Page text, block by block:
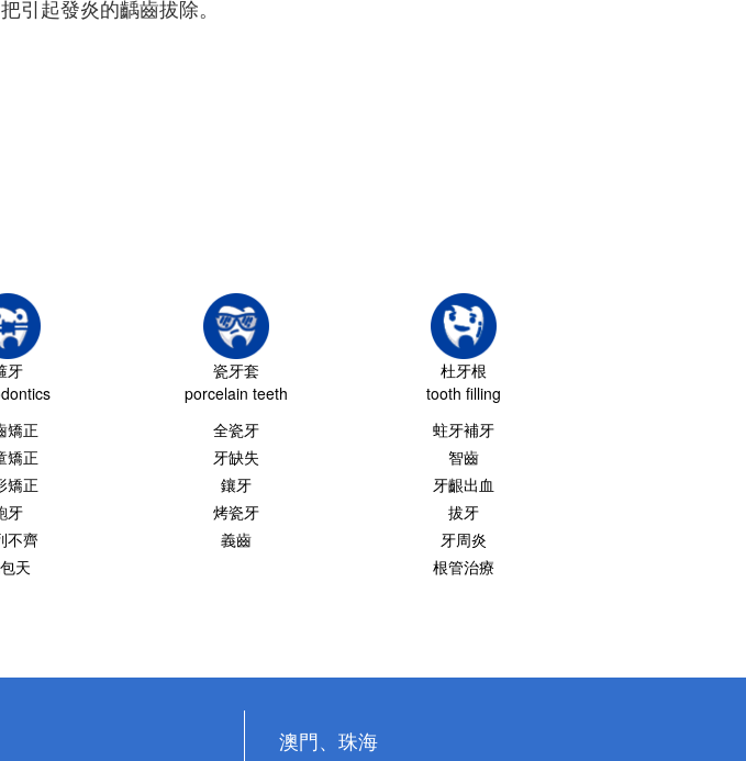
引起發炎的齲齒拔除。
牙
矯正
矯正
矯正
牙
不齊
天
瓷牙套
porcelain teeth
全瓷牙
牙缺失
鑲牙
烤瓷牙
義齒
杜牙根
tooth filling
蛀牙補牙
智齒
牙齦出血
拔牙
牙周炎
根管治療
澳門、珠海